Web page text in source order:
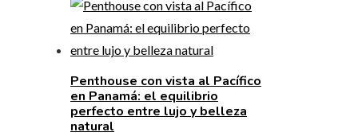
Penthouse con vista al Pacífico
en Panamá: el equilibrio
perfecto entre lujo y belleza
natural